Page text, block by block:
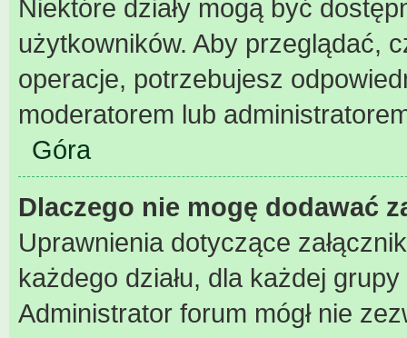
Niektóre działy mogą być
użytkowników. Aby przeglądać,
operacje, potrzebujesz
moderatorem lub
Góra
Dlaczego nie mogę dodawać
Uprawnienia dotyczące
każdego działu, dla każdej
Administrator forum mógł nie